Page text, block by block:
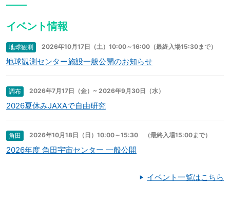
イベント情報
地球観測 2026年10月17日（土）10:00～16:00（最終入場15:30まで）
地球観測センター施設一般公開のお知らせ
調布 2026年7月17日（金）~ 2026年9月30日（水）
2026夏休みJAXAで自由研究
角田 2026年10月18日（日）10:00～15:30 （最終入場15:00まで）
2026年度 角田宇宙センター 一般公開
イベント一覧はこちら